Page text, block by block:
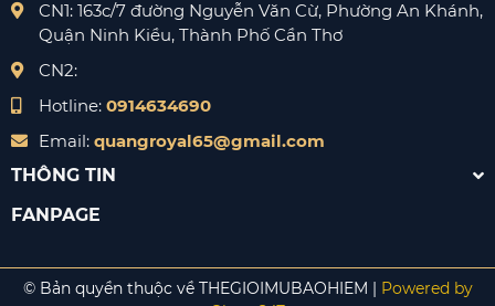
CN1: 163c/7 đường Nguyễn Văn Cừ, Phường An Khánh,
Quận Ninh Kiều, Thành Phố Cần Thơ
CN2:
Hotline: 0914634690
Email: quangroyal65@gmail.com
THÔNG TIN
FANPAGE
© Bản quyền thuộc về THEGIOIMUBAOHIEM | Powered by